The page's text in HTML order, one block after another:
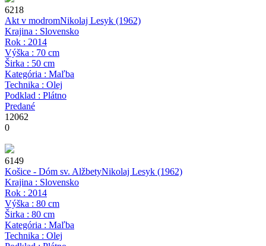
6218
Akt v modromNikolaj Lesyk (1962)
Krajina : Slovensko
Rok : 2014
Výška : 70 cm
Širka : 50 cm
Kategória : Maľba
Technika : Olej
Podklad : Plátno
Predané
12062
0
6149
Košice - Dóm sv. AlžbetyNikolaj Lesyk (1962)
Krajina : Slovensko
Rok : 2014
Výška : 80 cm
Širka : 80 cm
Kategória : Maľba
Technika : Olej